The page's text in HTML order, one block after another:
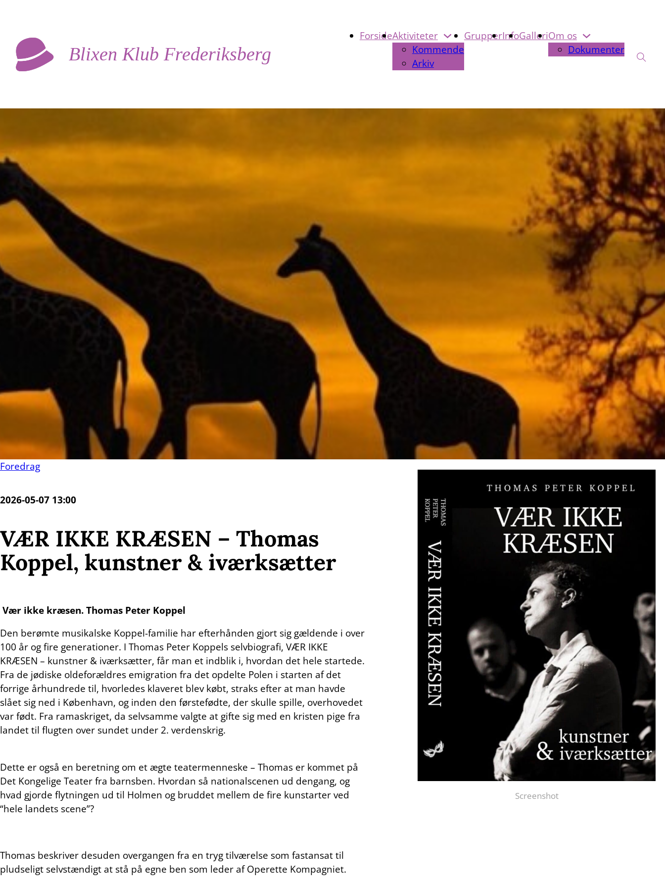
Blixen Klub Frederiksberg
ForsideAktiviteter
Kommende
Arkiv
GrupperInfoGalleriOm os
Dokumenter
Foredrag
2026-05-07 13:00
VÆR IKKE KRÆSEN – Thomas
Koppel, kunstner & iværksætter
Vær ikke kræsen. Thomas Peter Koppel
Den berømte musikalske Koppel-familie har efterhånden gjort sig gældende i over
100 år og fire generationer. I Thomas Peter Koppels selvbiografi, VÆR IKKE
KRÆSEN – kunstner & iværksætter, får man et indblik i, hvordan det hele startede.
Fra de jødiske oldeforældres emigration fra det opdelte Polen i starten af det
forrige århundrede til, hvorledes klaveret blev købt, straks efter at man havde
slået sig ned i København, og inden den førstefødte, der skulle spille, overhovedet
var født. Fra ramaskriget, da selvsamme valgte at gifte sig med en kristen pige fra
landet til flugten over sundet under 2. verdenskrig.
Dette er også en beretning om et ægte teatermenneske – Thomas er kommet på
Det Kongelige Teater fra barnsben. Hvordan så nationalscenen ud dengang, og
hvad gjorde flytningen ud til Holmen og bruddet mellem de fire kunstarter ved
“hele landets scene”?
Thomas beskriver desuden overgangen fra en tryg tilværelse som fastansat til
pludseligt selvstændigt at stå på egne ben som leder af Operette Kompagniet.
Screenshot